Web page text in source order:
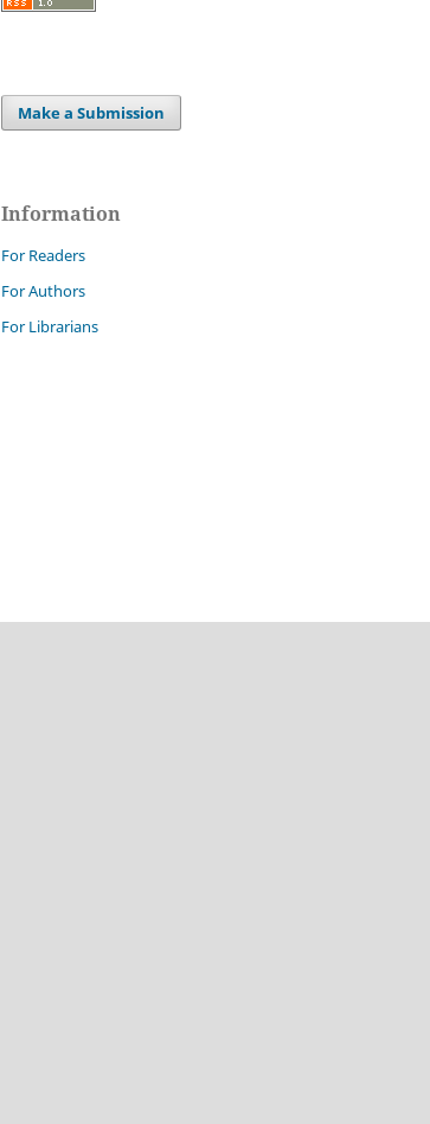
Make a Submission
Information
For Readers
For Authors
For Librarians